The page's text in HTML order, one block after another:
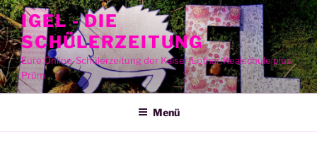
Zum
Inhalt
springen
IGEL - DIE
SCHÜLERZEITUNG
Eure Online-Schülerzeitung der Kaiser-Lothar-Realschule plus
Prüm
Menü